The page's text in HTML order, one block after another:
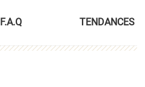
F.A.Q TENDANCES